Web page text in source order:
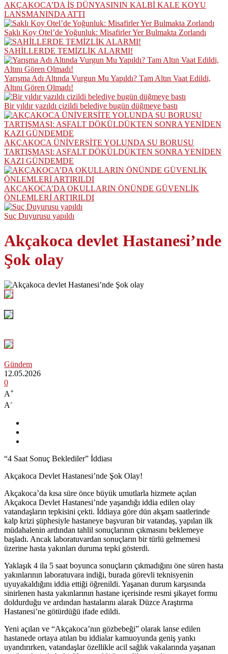
AKÇAKOCA’DA İŞ DÜNYASININ KALBİ KALE KOYU
LANSMANINDA ATTI
Saklı Koy Otel’de Yoğunluk: Misafirler Yer Bulmakta Zorlandı
SAHİLLERDE TEMİZLİK ALARMI!
Yarışma Adı Altında Vurgun Mu Yapıldı? Tam Altın Vaat Edildi,
Altını Gören Olmadı!
Bir yıldır yazıldı çizildi belediye bugün düğmeye bastı
AKÇAKOCA ÜNİVERSİTE YOLUNDA SU BORUSU
TARTIŞMASI: ASFALT DÖKÜLDÜKTEN SONRA YENİDEN
KAZI GÜNDEMDE
AKÇAKOCA’DA OKULLARIN ÖNÜNDE GÜVENLİK
ÖNLEMLERİ ARTIRILDI
Suç Duyurusu yapıldı
Akçakoca devlet Hastanesi’nde
Şok olay
Gündem
12.05.2026
0
A+
A-
“4 Saat Sonuç Beklediler” İddiası
Akçakoca Devlet Hastanesi’nde Şok Olay!
Akçakoca’da kısa süre önce büyük umutlarla hizmete açılan
Akçakoca Devlet Hastanesi’nde yaşandığı iddia edilen olay
vatandaşların tepkisini çekti. İddiaya göre dün akşam saatlerinde
kalp krizi şüphesiyle hastaneye başvuran bir vatandaş, yapılan ilk
müdahalenin ardından tahlil sonuçlarının çıkmasını beklemeye
başladı. Ancak laboratuvardan sonuçların bir türlü gelmemesi
üzerine hasta yakınları duruma tepki gösterdi.
Yaklaşık 4 ila 5 saat boyunca sonuçların çıkmadığını öne süren hasta
yakınlarının laboratuvara indiği, burada görevli teknisyenin
uyuyakaldığını iddia ettiği öğrenildi. Yaşanan durum karşısında
sinirlenen hasta yakınlarının hastane içerisinde resmi şikayet formu
doldurduğu ve ardından hastalarını alarak Düzce Araştırma
Hastanesi’ne götürdüğü ifade edildi.
Yeni açılan ve “Akçakoca’nın gözbebeği” olarak lanse edilen
hastanede ortaya atılan bu iddialar kamuoyunda geniş yankı
uyandırırken, vatandaşlar özellikle acil sağlık vakalarında yaşanan